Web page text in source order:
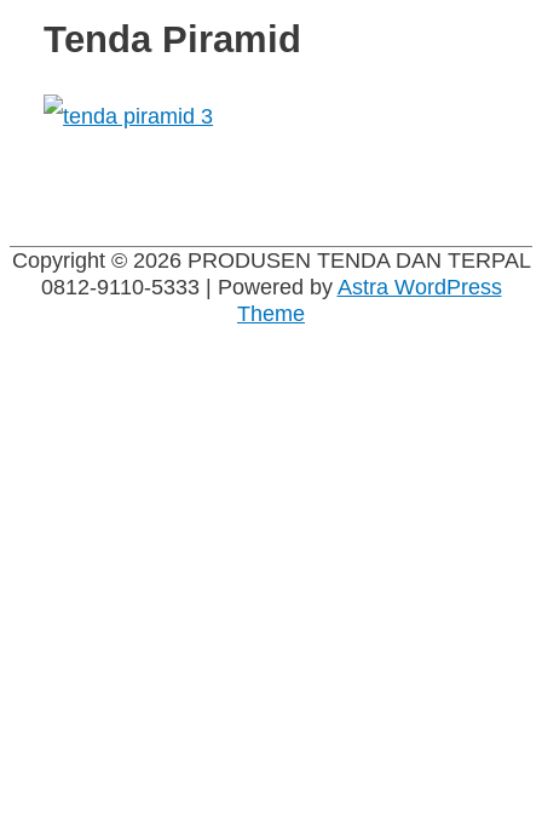
Tenda Piramid
Copyright © 2026 PRODUSEN TENDA DAN TERPAL
0812-9110-5333| Powered byAstra WordPress
Theme